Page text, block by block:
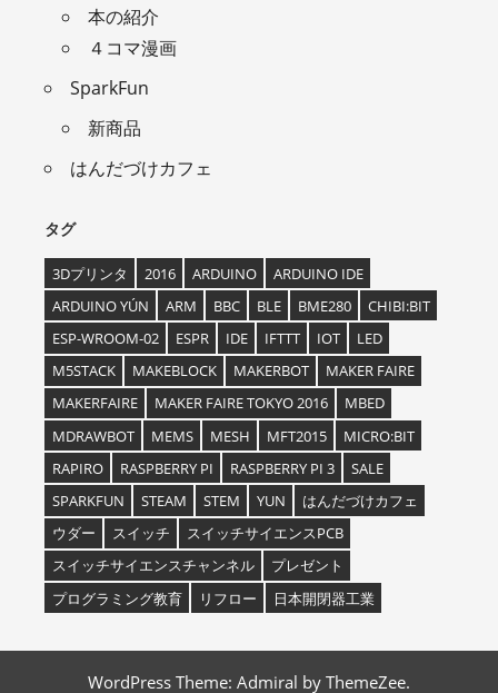
本の紹介
４コマ漫画
SparkFun
新商品
はんだづけカフェ
タグ
3Dプリンタ 2016 ARDUINO
ARDUINO IDE
ARDUINO YÚN
ARM BBC BLE BME280
CHIBI:BIT
ESP-WROOM-02
ESPR IDE IFTTT IOT
LED
M5STACK
MAKEBLOCK MAKERBOT
MAKER FAIRE
MAKERFAIRE
MAKER FAIRE TOKYO 2016
MBED
MDRAWBOT
MEMS MESH MFT2015
MICRO:BIT
RAPIRO
RASPBERRY PI RASPBERRY PI 3
SALE
SPARKFUN
STEAM STEM YUN
はんだづけカフェ
ウダー
スイッチ
スイッチサイエンスPCB
スイッチサイエンスチャンネル
プレゼント
プログラミング教育
リフロー 日本開閉器工業
WordPress Theme: Admiral by ThemeZee.